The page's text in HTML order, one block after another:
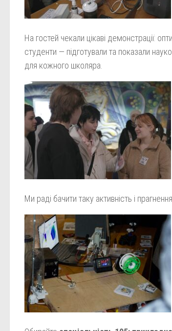
На гостей чекали цікаві демонстрації:
студенти — підготували та показали
для кожного школяра.
Ми раді бачити таку активність і